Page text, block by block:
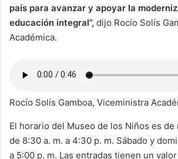
país para avanzar y apoyar la
educación integral”, dijo Rocío Solís
Académica.
Rocío Solís Gamboa, Viceministra
El horario del Museo de los Niños es
de 8:30 a. m. a 4:30 p. m. Sábado y
a 5:00 p. m. Las entradas tienen un